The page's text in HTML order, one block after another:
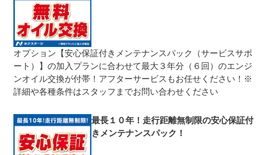
上限金額
限度額無制限
期間中は何度でも修理可能！修理金額は車両本体価格の１
００％までしっかり保証します。車両本体価格５０万円以
下の場合は５０万円まで保証します。
免責金
無し
保証修理の対象となる場合は、お客様の費用負担は一切ご
ざいません。
保証修理
全国のネクステージで受付可能！ご遠方でネクステージに
は、スタッフまでお気軽にお尋ねください。
法定整備
整備付 法定12ヶ月または法定24ヶ月点検整備付
※車検なし・車検整備付の場合は法定24ヶ月点検整備付
※商用車は6ヶ月または12ヶ月点検整備付
オプション【安心保証付きメンテナンスパック（サービスサポ
ート）】の加入プランに合わせて最大３年分（６回）のエンジ
ンオイル交換が付帯！アフターサービスもお任せください！※
詳細や各種条件はスタッフまでお問い合わせください
最長１０年！走行距離無制限の安心保証付
きメンテナンスパック！